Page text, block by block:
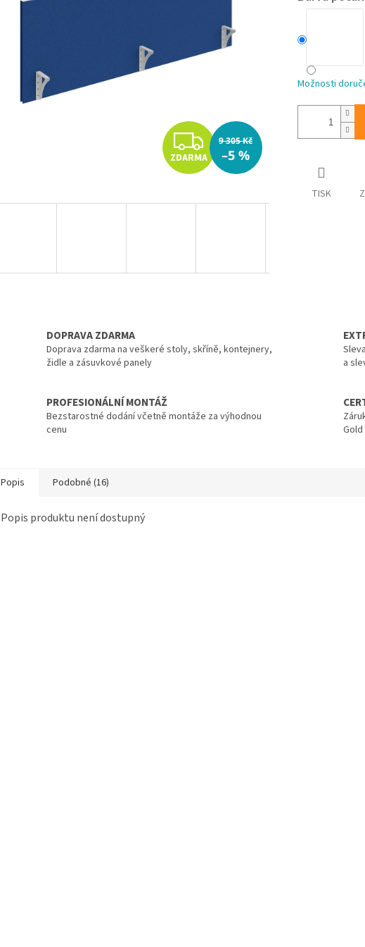
Z
D
A
ZDARMA
9 305 Kč
–5 %
Možnosti
TISK
DOPRAVA ZDARMA
Doprava zdarma na veškeré stoly, skříně, kontejnery,
židle a zásuvkové panely
a
PROFESIONÁLNÍ MONTÁŽ
Bezstarostné dodání včetně montáže za výhodnou
cenu
Popis Podobné (16)
Popis produktu není dostupný